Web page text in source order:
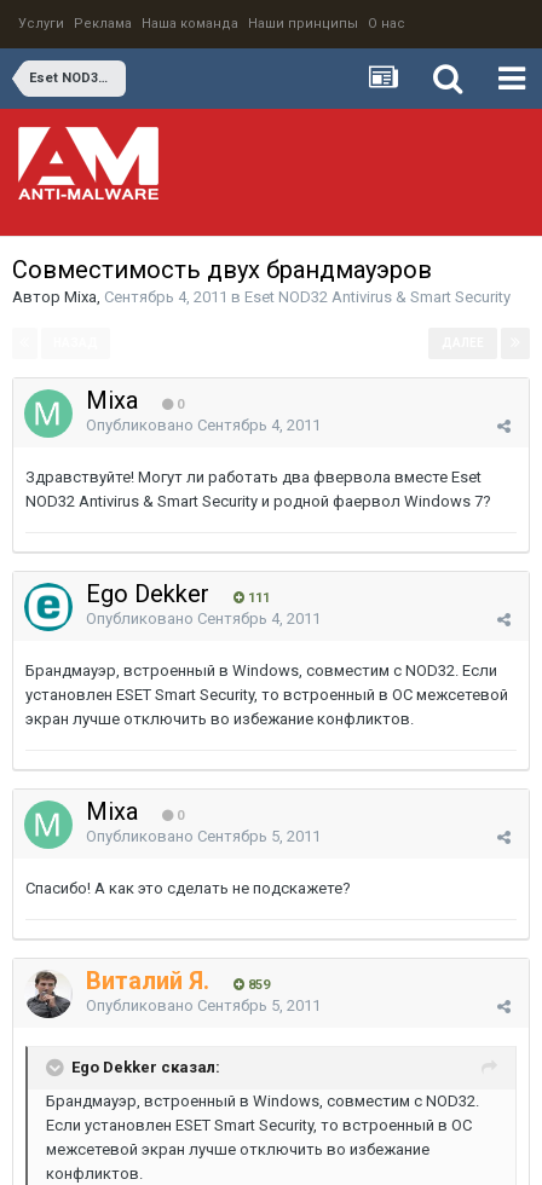
Услуги Реклама Наша команда Наши принципы О нас
Eset NOD32 Antivirus & Smart Security
Совместимость двух брандмауэров
Автор Mixa, Сентябрь 4, 2011 в Eset NOD32 Antivirus & Smart Security
Mixa 0
Опубликовано Сентябрь 4, 2011
Здравствуйте! Могут ли работать два фвервола вместе Eset
NOD32 Antivirus & Smart Security и родной фаервол Windows 7?
Ego Dekker 111
Опубликовано Сентябрь 4, 2011
Брандмауэр, встроенный в Windows, совместим с NOD32. Если
установлен ESET Smart Security, то встроенный в ОС межсетевой
экран лучше отключить во избежание конфликтов.
Mixa 0
Опубликовано Сентябрь 5, 2011
Спасибо! А как это сделать не подскажете?
Виталий Я. 859
Опубликовано Сентябрь 5, 2011
Ego Dekker сказал:
Брандмауэр, встроенный в Windows, совместим с NOD32.
Если установлен ESET Smart Security, то встроенный в ОС
межсетевой экран лучше отключить во избежание
конфликтов.